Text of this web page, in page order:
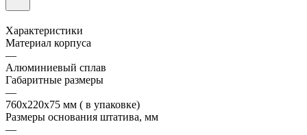
Характеристики
Материал корпуса
—
Алюминиевый сплав
Габаритные размеры
—
760х220х75 мм ( в упаковке)
Размеры основания штатива, мм
—